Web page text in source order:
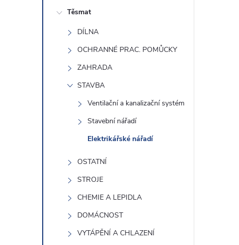
Těsmat
DÍLNA
OCHRANNÉ PRAC. POMŮCKY
ZAHRADA
STAVBA
Ventilační a kanalizační systém
Stavební nářadí
Elektrikářské nářadí
OSTATNÍ
STROJE
CHEMIE A LEPIDLA
DOMÁCNOST
VYTÁPĚNÍ A CHLAZENÍ